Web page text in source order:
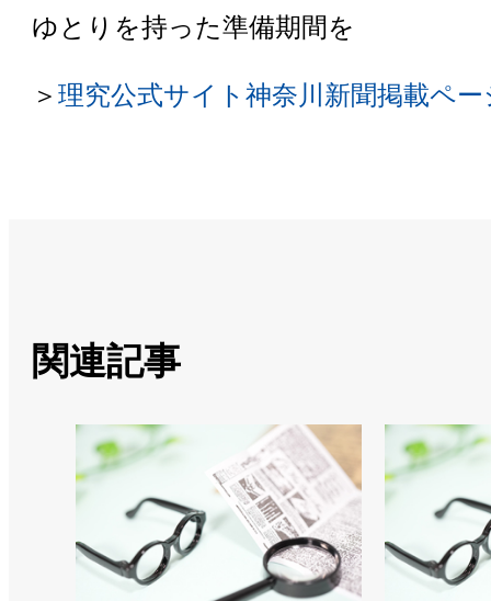
ゆとりを持った準備期間を
＞理究公式サイト神奈川新聞掲載ペ
関連記事